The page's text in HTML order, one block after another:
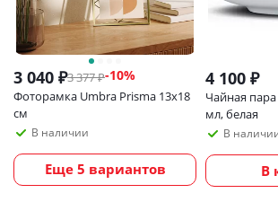
3 040 ₽3 377₽-10%
Фоторамка Umbra Prisma 13х18
см
В наличии
Еще 5 вариантов
4 100 ₽
Чайная пара
мл, белая
В
В